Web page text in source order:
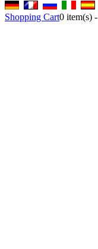
Shopping Cart0 item(s) -